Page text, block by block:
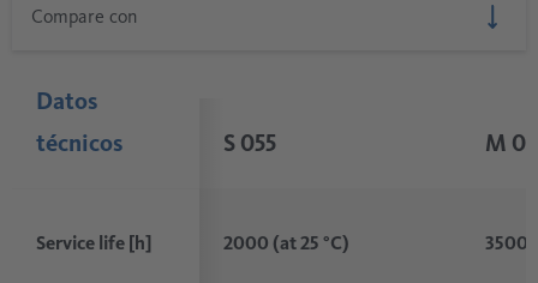
Datos
técnicos
Service life [h]
S 055
2000 (at 25 °C)
M
3500